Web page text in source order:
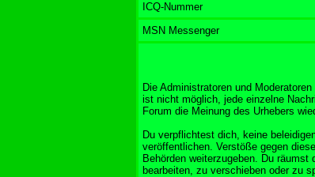
ICQ-Nummer
MSN Messenger
Die Administratoren und
ist nicht möglich, jede einzelne
Forum die Meinung des Urhebers
Du verpflichtest dich, keine
veröffentlichen. Verstöße gegen
Behörden weiterzugeben. Du
bearbeiten, zu verschieben oder zu